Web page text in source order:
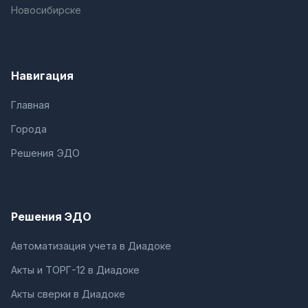
Новосибирске
Навигация
Главная
Города
Решения ЭДО
Решения ЭДО
Автоматизация учета в Диадоке
Акты и ТОРГ-12 в Диадоке
Акты сверки в Диадоке